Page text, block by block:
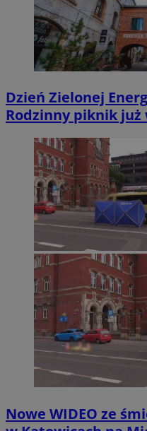
Dzień Zielonej
Rodzinny piknik już
Nowe WIDEO ze